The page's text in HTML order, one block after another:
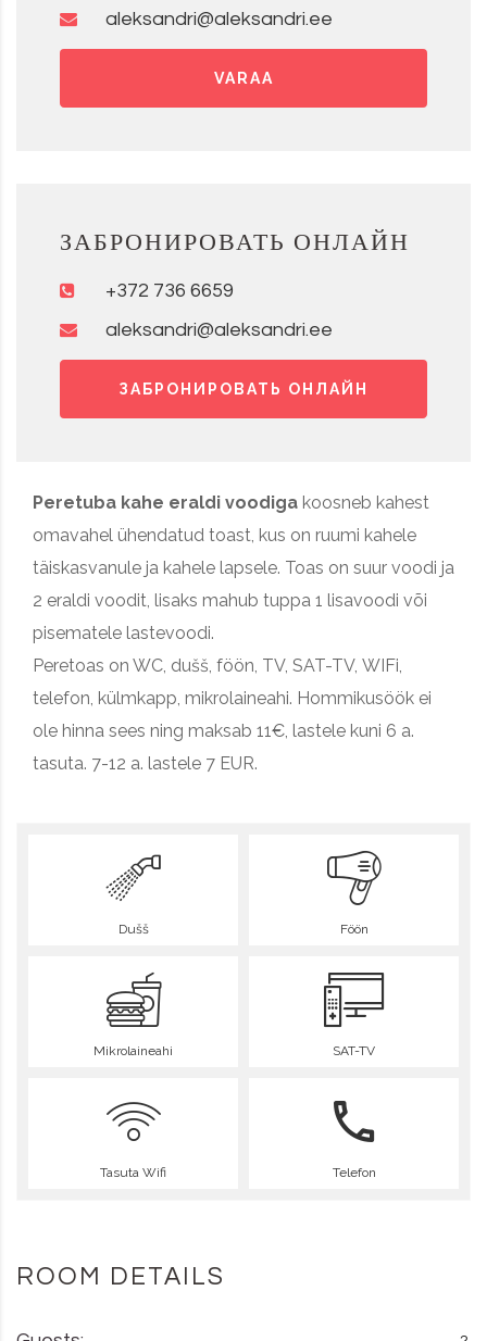
Dušš Föön
Mikrolaineahi SAT-TV
Tasuta Wifi Telefon
Peretuba kahe eraldi voodiga koosneb kahest
omavahel ühendatud toast, kus on ruumi kahele
täiskasvanule ja kahele lapsele. Toas on suur voodi ja
2 eraldi voodit, lisaks mahub tuppa 1 lisavoodi või
pisematele lastevoodi.
Peretoas on WC, dušš, föön, TV, SAT-TV, WIFi,
telefon, külmkapp, mikrolaineahi. Hommikusöök ei
ole hinna sees ning maksab 11€, lastele kuni 6 a.
tasuta. 7-12 a. lastele 7 EUR.
ROOM DETAILS
aleksandri@aleksandri.ee
VARAA
ЗАБРОНИРОВАТЬ ОНЛАЙН
+372 736 6659
aleksandri@aleksandri.ee
ЗАБРОНИРОВАТЬ ОНЛАЙН